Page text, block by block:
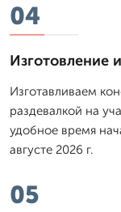
04
Изготовление
Изготавливаем
раздевалкой на
удобное время
августе 2026 г.
05